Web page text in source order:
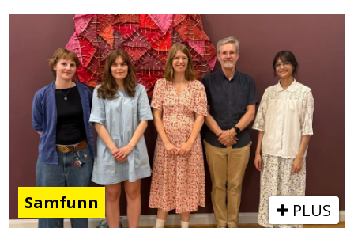
Samfunn PLUS